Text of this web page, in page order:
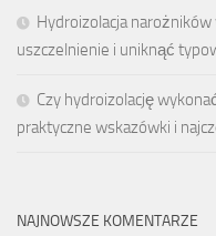
Hydroizolacja narożników
uszczelnienie i uniknąć
Czy hydroizolację
praktyczne wskazówki i
NAJNOWSZE KOMENTARZE